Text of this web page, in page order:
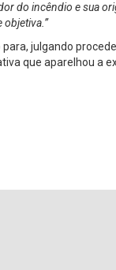
do incêndio e sua
objetiva.”
julgando
que aparelhou a